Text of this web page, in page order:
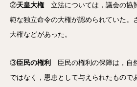
②天皇大権立法については，議会の協
範な独立命令の大権が認められていた。
大権などがあった。
③臣民の権利 臣民の権利の保障は，自
ではなく，恩恵として与えられたもので